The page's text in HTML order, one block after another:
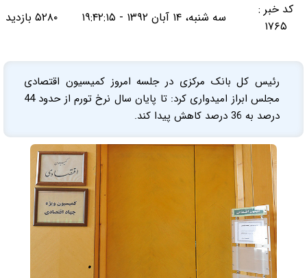
کد خبر :
۱۷۶۵
سه شنبه، ۱۴ آبان ۱۳۹۲ - ۱۹:۴۲:۱۵ ۵۲۸۰ بازدید
رئیس کل بانک مرکزی در جلسه امروز کمیسیون اقتصادی
مجلس ابراز امیدواری کرد: ‌تا پایان سال نرخ تورم از حدود 44
درصد به 36 درصد کاهش پیدا کند.